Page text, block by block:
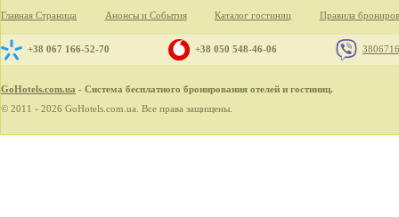
Главная Страница Анонсы и События Каталог гостиниц Правила
+38 067 166-52-70 +38 050 548-46-06
GoHotels.com.ua - Система бесплатного бронирования отелей и гостиниц.
© 2011 - 2026 GoHotels.com.ua. Все права защищены.